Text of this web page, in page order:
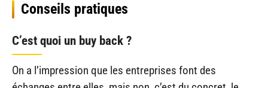
Conseils pratiques
C’est quoi un buy back ?
On a l’impression que les entreprises font des